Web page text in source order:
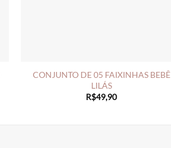
CONJUNTO DE 05 FAIXINHAS BEBÊ
LILÁS
R$49,90